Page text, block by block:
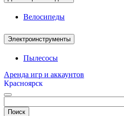
Велосипеды
Электроинструменты
Пылесосы
Аренда игр и аккаунтов
Красноярск